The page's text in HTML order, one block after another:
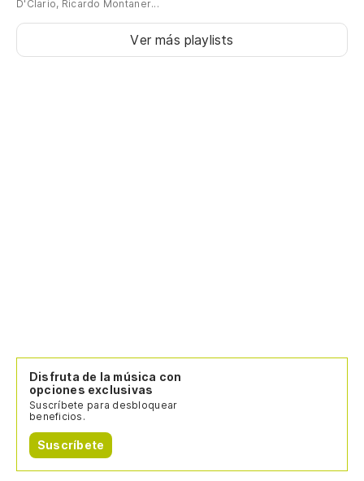
D'Clario, Ricardo Montaner...
Ver más playlists
Disfruta de la música con
opciones exclusivas
Suscríbete para desbloquear
beneficios.
Suscríbete